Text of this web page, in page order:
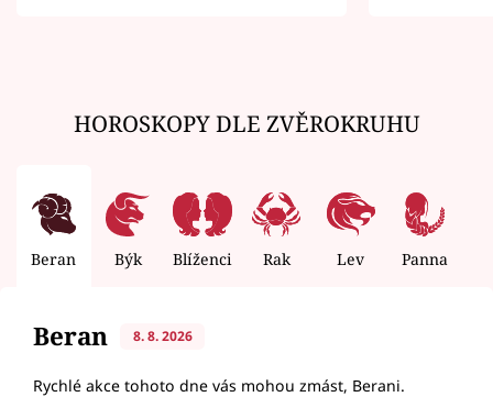
HOROSKOPY DLE ZVĚROKRUHU
Beran Býk Blíženci Rak Lev Panna
Beran 8. 8. 2026
Rychlé akce tohoto dne vás mohou zmást, Berani.